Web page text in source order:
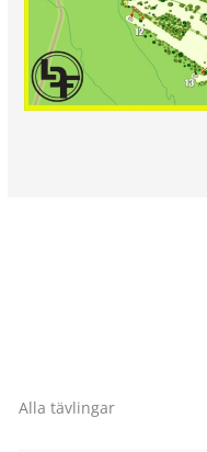
Alla tävlingar